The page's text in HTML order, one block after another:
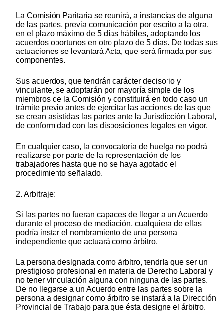
La Comisión Paritaria se reunirá, a instancias de alguna
de las partes, previa comunicación por escrito a la otra,
en el plazo máximo de 5 días hábiles, adoptando los
acuerdos oportunos en otro plazo de 5 días. De todas sus
actuaciones se levantará Acta, que será firmada por sus
componentes.
Sus acuerdos, que tendrán carácter decisorio y
vinculante, se adoptarán por mayoría simple de los
miembros de la Comisión y constituirá en todo caso un
trámite previo antes de ejercitar las acciones de las que
se crean asistidas las partes ante la Jurisdicción Laboral,
de conformidad con las disposiciones legales en vigor.
En cualquier caso, la convocatoria de huelga no podrá
realizarse por parte de la representación de los
trabajadores hasta que no se haya agotado el
procedimiento señalado.
2. Arbitraje:
Si las partes no fueran capaces de llegar a un Acuerdo
durante el proceso de mediación, cualquiera de ellas
podría instar el nombramiento de una persona
independiente que actuará como árbitro.
La persona designada como árbitro, tendría que ser un
prestigioso profesional en materia de Derecho Laboral y
no tener vinculación alguna con ninguna de las partes.
De no llegarse a un Acuerdo entre las partes sobre la
persona a designar como árbitro se instará a la Dirección
Provincial de Trabajo para que ésta designe el árbitro.